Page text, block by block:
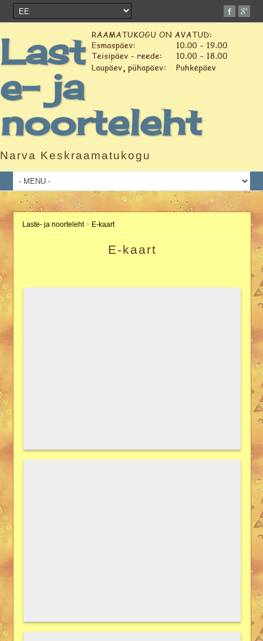
Last
e- ja
noorteleht
Narva Keskraamatukogu
Laste- ja noorteleht> E-kaart
E-kaart